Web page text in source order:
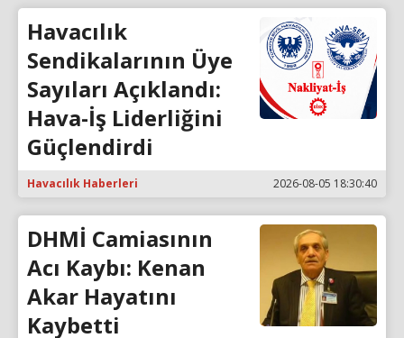
Havacılık
Sendikalarının Üye
Sayıları Açıklandı:
Hava-İş Liderliğini
Güçlendirdi
Havacılık Haberleri 2026-08-05 18:30:40
DHMİ Camiasının
Acı Kaybı: Kenan
Akar Hayatını
Kaybetti